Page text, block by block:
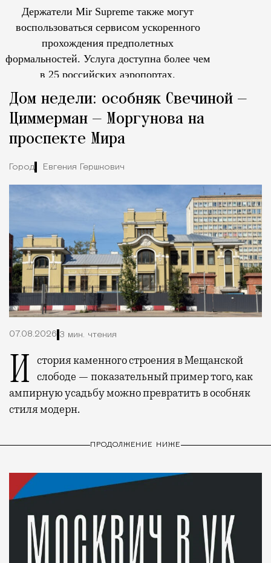
Держатели Mir Supreme также могут
воспользоваться сервисом ускоренного
прохождения предполетных
формальностей. Услуга доступна более чем
в 25 российских аэропортах.
Дом недели: особняк Свечиной —
Циммерман — Моргунова на
проспекте Мира
Город Евгения Гершкович
07.08.2026 3 мин. чтения
История каменного строения в Мещанской слободе — показательный пример того, как
ампирную усадьбу можно превратить в особняк
стиля модерн.
ПРОДОЛЖЕНИЕ НИЖЕ